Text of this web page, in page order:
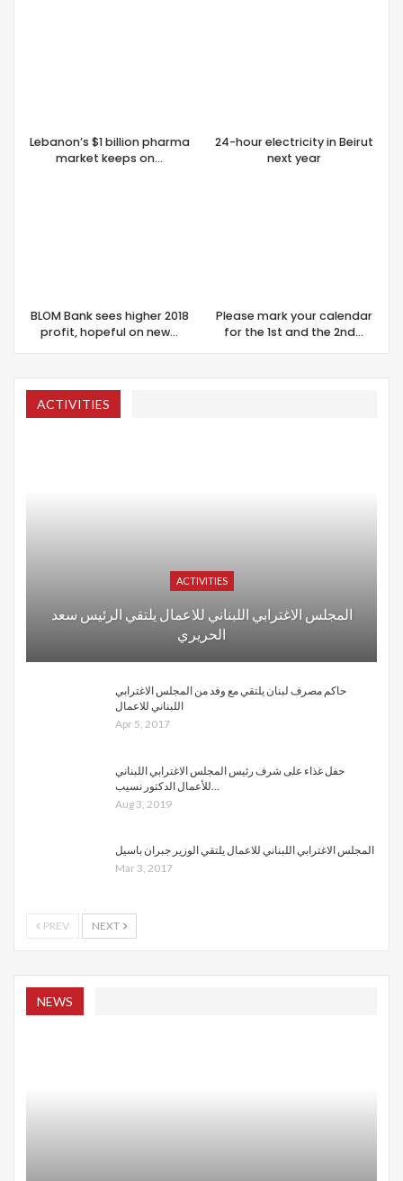
Lebanon’s $1 billion pharma
market keeps on…
BLOM Bank sees higher 2018
profit, hopeful on new…
24-hour electricity in Beirut
next year
Please mark your calendar
for the 1st and the 2nd…
ACTIVITIES
ACTIVITIES
المجلس الاغترابي اللبناني للاعمال يلتقي الرئيس سعد
الحريري
حاكم مصرف لبنان يلتقي مع وفد من المجلس الاغترابي
اللبناني للاعمال
Apr 5, 2017
حفل غذاء على شرف رئيس المجلس الاغترابي اللبناني
Aug 3, 2019
المجلس الاغترابي اللبناني للاعمال يلتقي الوزير جبران باسيل
Mar 3, 2017
PREV NEXT
NEWS